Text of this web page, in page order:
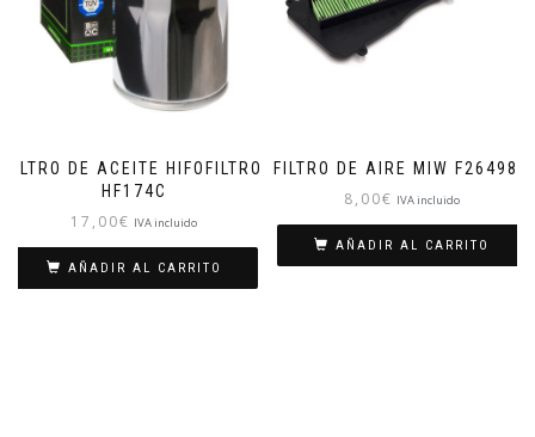
FILTRO DE ACEITE HIFOFILTRO
HF174C
17,00€ IVA incluido
AÑADIR AL CARRITO
FILTRO DE AIRE MIW F264981
8,00€ IVA incluido
AÑADIR AL CARRITO